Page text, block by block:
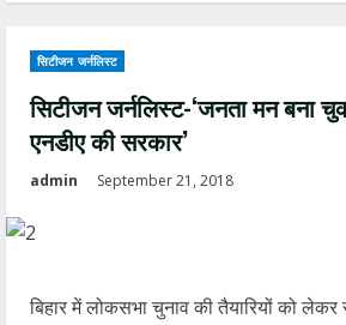
सिटीजन जर्नलिस्ट
सिटीजन जर्नलिस्ट-‘जनता मन बना
एनडीए की सरकार’
admin September 21, 2018
बिहार में लोकसभा चुनाव की तैयारियों को लेकर